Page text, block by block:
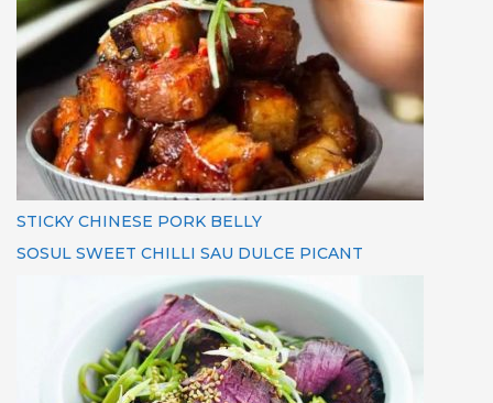
STICKY CHINESE PORK BELLY
SOSUL SWEET CHILLI SAU DULCE PICANT